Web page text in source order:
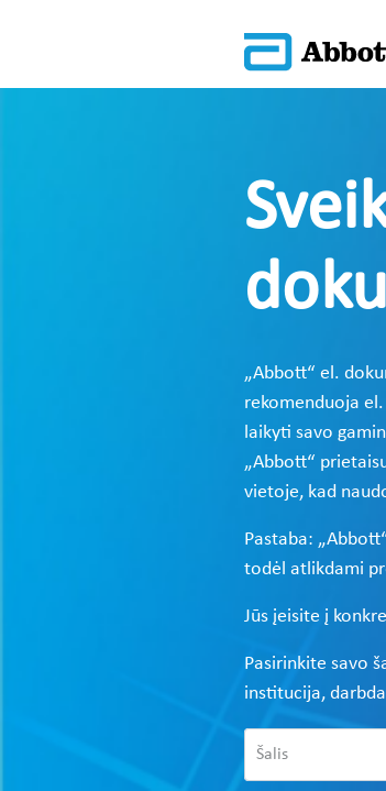
„Abbott“ el.
rekomenduoja
laikyti savo
„Abbott“
vietoje, kad
Pastaba:
todėl atlikdami
Jūs įeisite į
Pasirinkite savo
institucija,